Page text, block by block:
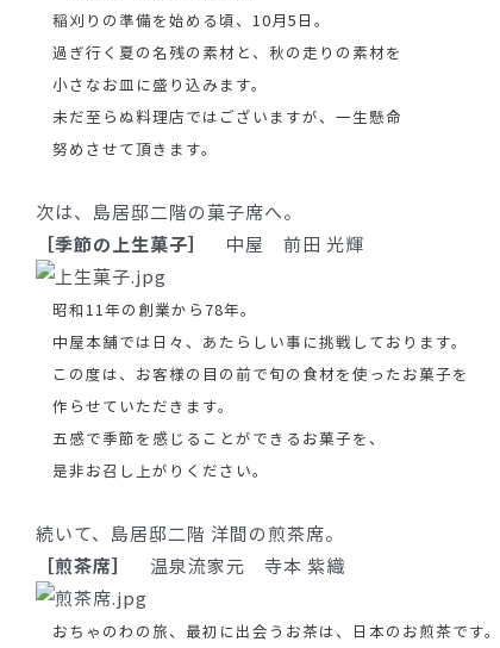
稲刈りの準備を始める頃、10月5日。
過ぎ行く夏の名残の素材と、秋の走りの素材を
小さなお皿に盛り込みます。
未だ至らぬ料理店ではございますが、一生懸命
努めさせて頂きます。
次は、島居邸二階の菓子席へ。
［季節の上生菓子］
中屋 前田 光輝
昭和11年の創業から78年。
中屋本舗では日々、あたらしい事に挑戦しております。
この度は、お客様の目の前で旬の食材を使ったお菓子を
作らせていただきます。
五感で季節を感じることができるお菓子を、
是非お召し上がりください。
続いて、島居邸二階 洋間の煎茶席。
［煎茶席］
温泉流家元 寺本 紫織
おちゃのわの旅、最初に出会うお茶は、日本のお煎茶です。